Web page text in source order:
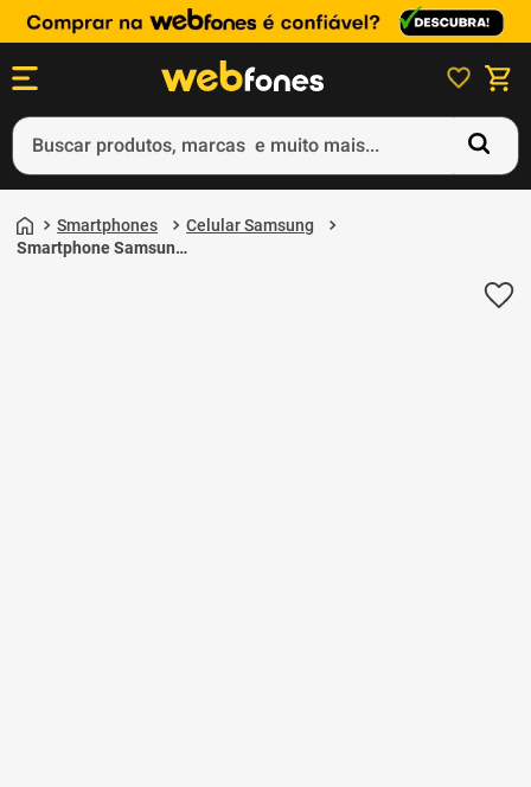
Buscar produtos, marcas e muito mais...
Smartphones
Celular Samsung
Smartphone Samsung
2º
gift card